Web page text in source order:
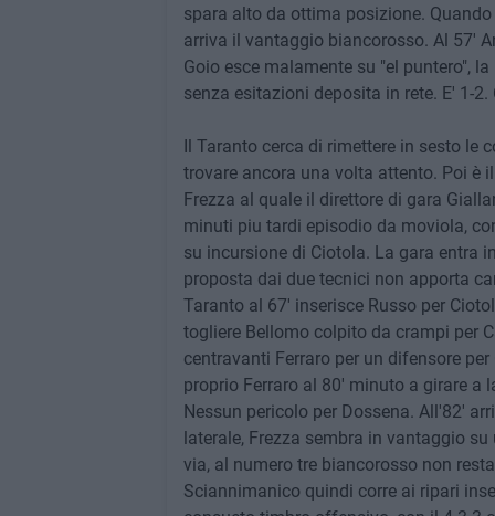
spara alto da ottima posizione.
arriva il vantaggio biancorosso. Al 57'
Goio esce malamente su "el puntero",
senza esitazioni deposita in rete. E' 1-
Il Taranto cerca di rimettere in sesto
trovare ancora una volta attento. Poi è
Frezza al quale il direttore di gara
minuti piu tardi episodio da moviola,
su incursione di Ciotola. La gara entra
proposta dai due tecnici non apporta
Taranto al 67' inserisce Russo per
togliere Bellomo colpito da crampi per
centravanti Ferraro per un difensore
proprio Ferraro al 80' minuto a girare a
Nessun pericolo per Dossena. All'82'
laterale, Frezza sembra in vantaggio
via, al numero tre biancorosso non
Sciannimanico quindi corre ai ripari